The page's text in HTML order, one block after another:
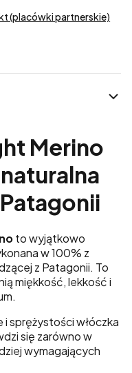
(placówki partnerskie)
Merino
to wyjątkowo
w 100% z
z Patagonii. To
miękkość, lekkość i
sprężystości włóczka
się zarówno w
wymagających